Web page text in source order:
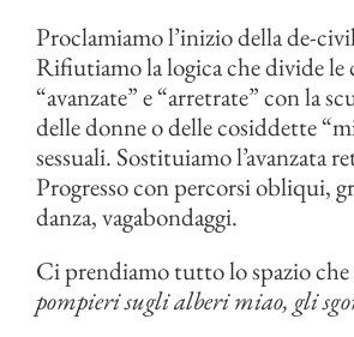
Proclamiamo l’inizio della de-
Rifiutiamo la logica che divide
“avanzate” e “arretrate” con la
delle donne o delle cosiddette
sessuali. Sostituiamo l’avanzata
Progresso con percorsi obliqui,
danza, vagabondaggi.
Ci prendiamo tutto lo spazio che
pompieri sugli alberi miao, gli